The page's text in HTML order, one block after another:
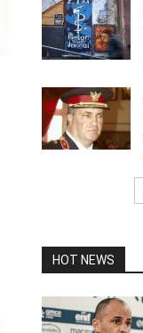
HOT NEWS